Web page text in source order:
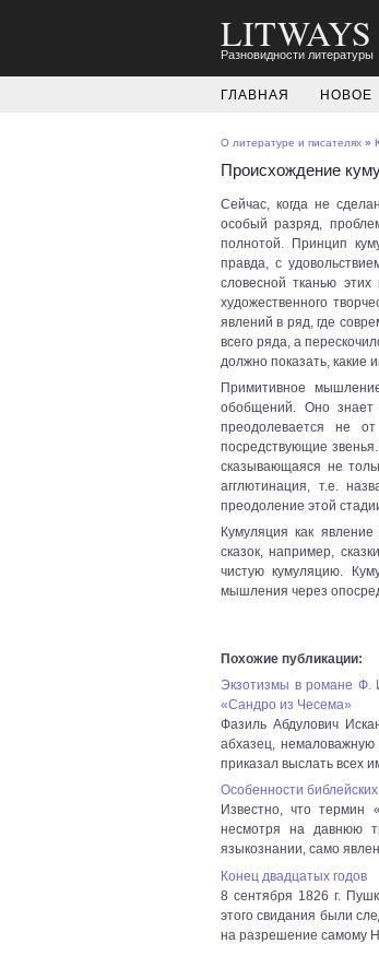
LITWAYS
Разновидности литературы
ГЛАВНАЯ НОВОЕ
О литературе и писателях »
Происхождение
Сейчас, когда не
особый разряд,
полнотой. Принцип
правда, с
словесной тканью
художественного
явлений в ряд, где
всего ряда, а
должно показать, какие
Примитивное
обобщений. Оно знает
преодолевается не
посредствующие
сказывающаяся не
агглютинация, т.е.
преодоление этой
Кумуляция как
сказок, например,
чистую кумуляцию.
мышления через
Похожие публикации:
Экзотизмы в романе Ф.
«Сандро из Чесема»
Фазиль Абдулович
абхазец,
приказал выслать всех
Особенности
Известно, что термин
несмотря на давнюю
языкознании, само
Конец двадцатых годов
8 сентября 1826 г.
этого свидания были
на разрешение самому